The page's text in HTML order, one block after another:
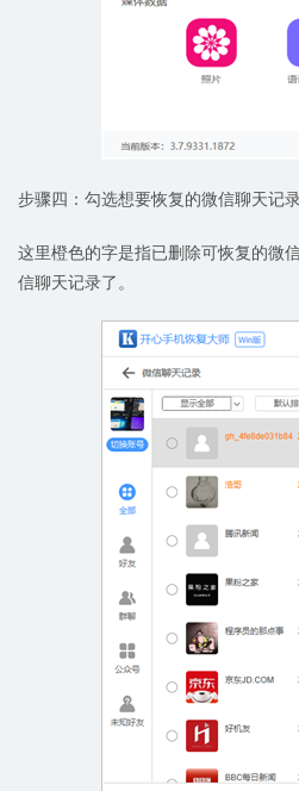
步骤四：勾选想要恢复的微信聊天记录
这里橙色的字是指已删除可恢复的微
信聊天记录了。